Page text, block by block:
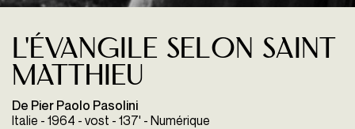
L'Évangile selon Saint
Matthieu
De Pier Paolo Pasolini
Italie - 1964 - vost - 137' - Numérique